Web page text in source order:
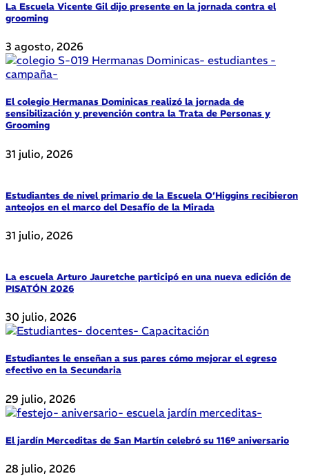
La Escuela Vicente Gil dijo presente en la jornada contra el
grooming
3 agosto, 2026
El colegio Hermanas Dominicas realizó la jornada de
sensibilización y prevención contra la Trata de Personas y
Grooming
31 julio, 2026
Estudiantes de nivel primario de la Escuela O’Higgins recibieron
anteojos en el marco del Desafío de la Mirada
31 julio, 2026
La escuela Arturo Jauretche participó en una nueva edición de
PISATÓN 2026
30 julio, 2026
Estudiantes le enseñan a sus pares cómo mejorar el egreso
efectivo en la Secundaria
29 julio, 2026
El jardín Merceditas de San Martín celebró su 116º aniversario
28 julio, 2026